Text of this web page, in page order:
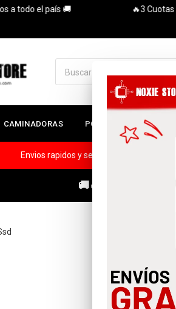
el país 🚚 🔥3 Cuotas sin
CAMINADORAS PC ARMADAS
Envios rapidos y seguros a todo el pais.
🚚🔥ENVÍOS